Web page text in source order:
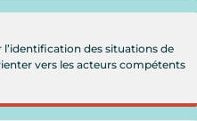
des situations de
vers les acteurs compétents